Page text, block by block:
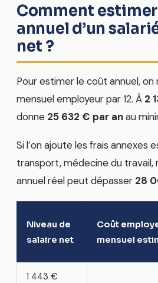
Comment
annuel d’un
net ?
Pour estimer le coût annuel,
mensuel employeur par 12. À 2
donne 25 632 € par anau
Si l’on ajoute les frais annexes
transport, médecine du travail,
annuel réel peut dépasser 28
Niveau de
salaire net
Coût
mensuel
1 443 €